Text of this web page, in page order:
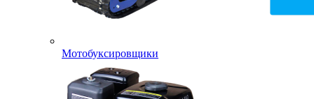
Мотобуксировщики